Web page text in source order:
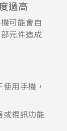
過高
可能會自
元件造成
用手機，
或視訊功能